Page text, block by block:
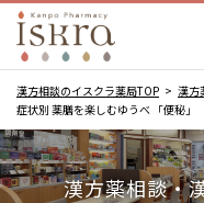
漢方相談のイスクラ薬局TOP 漢方
症状別 薬膳を楽しむゆうべ 「便秘」
漢方薬相談・